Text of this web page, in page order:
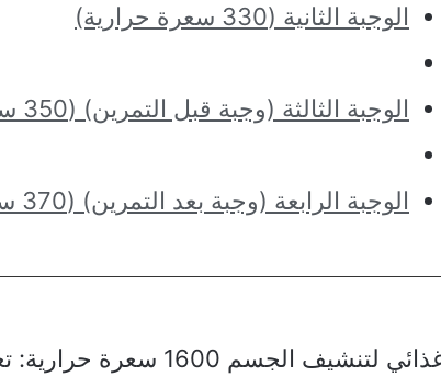
الوجبة الثانية (330 سعرة حرارية)
الوجبة الثالثة (وجبة قبل التمرين) (350 سعرة حرارية)
الوجبة الرابعة (وجبة بعد التمرين) (370 سعرة حرارية)
برنامج غذائي لتنشيف الجسم